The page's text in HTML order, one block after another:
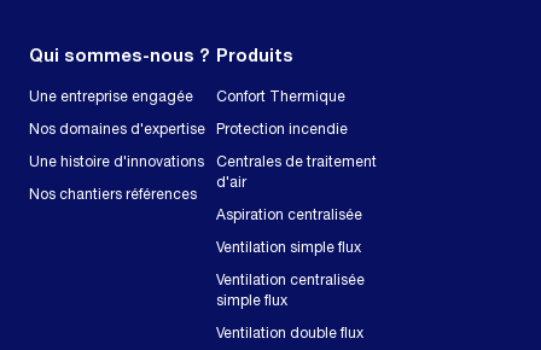
Qui sommes-nous ?
Une entreprise engagée
Nos domaines d'expertise
Une histoire d'innovations
Nos chantiers références
Produits
Confort Thermique
Protection incendie
Centrales de traitement
d'air
Aspiration centralisée
Ventilation simple flux
Ventilation centralisée
simple flux
Ventilation double flux